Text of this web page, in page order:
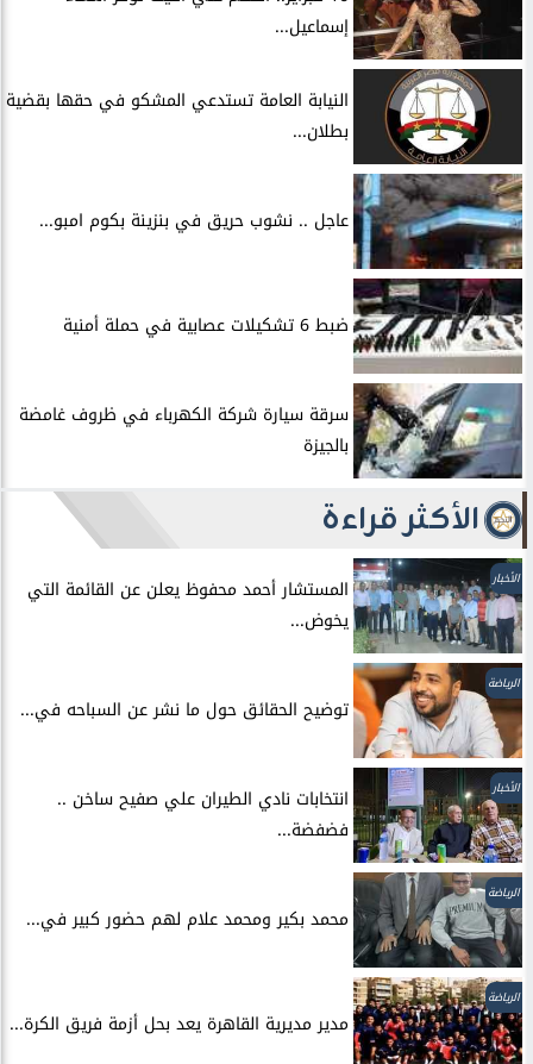
إسماعيل...
النيابة العامة تستدعي المشكو في حقها بقضية
بطلان...
عاجل .. نشوب حريق في بنزينة بكوم امبو...
ضبط 6 تشكيلات عصابية في حملة أمنية
سرقة سيارة شركة الكهرباء في ظروف غامضة
بالجيزة
الأكثر قراءة
الأخبار
المستشار أحمد محفوظ يعلن عن القائمة التي
يخوض...
الرياضة
توضيح الحقائق حول ما نشر عن السباحه في...
الأخبار
انتخابات نادي الطيران علي صفيح ساخن ..
فضفضة...
الرياضة
محمد بكير ومحمد علام لهم حضور كبير في...
الرياضة
مدير مديرية القاهرة يعد بحل أزمة فريق الكرة...